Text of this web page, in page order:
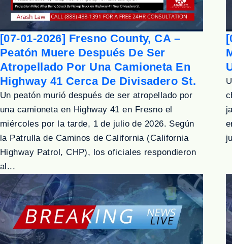
[07-01-2026] Fresno County, CA –
Peatón Muere Después De Ser
Atropellado Por Una Camioneta En
Highway 41 Cerca De Divisadero St.
Un peatón murió después de ser atropellado por
una camioneta en Highway 41 en Fresno el
miércoles por la tarde, 1 de julio de 2026. Según
la Patrulla de Caminos de California (California
Highway Patrol, CHP), los oficiales respondieron
al...